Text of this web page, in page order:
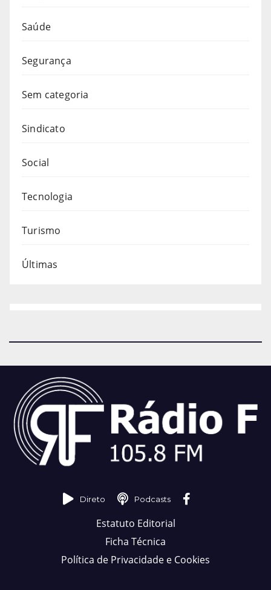
Saúde
Segurança
Sem categoria
Sindicato
Social
Tecnologia
Turismo
Últimas
Direto Podcasts
Estatuto Editorial
Ficha Técnica
Política de Privacidade e Cookies